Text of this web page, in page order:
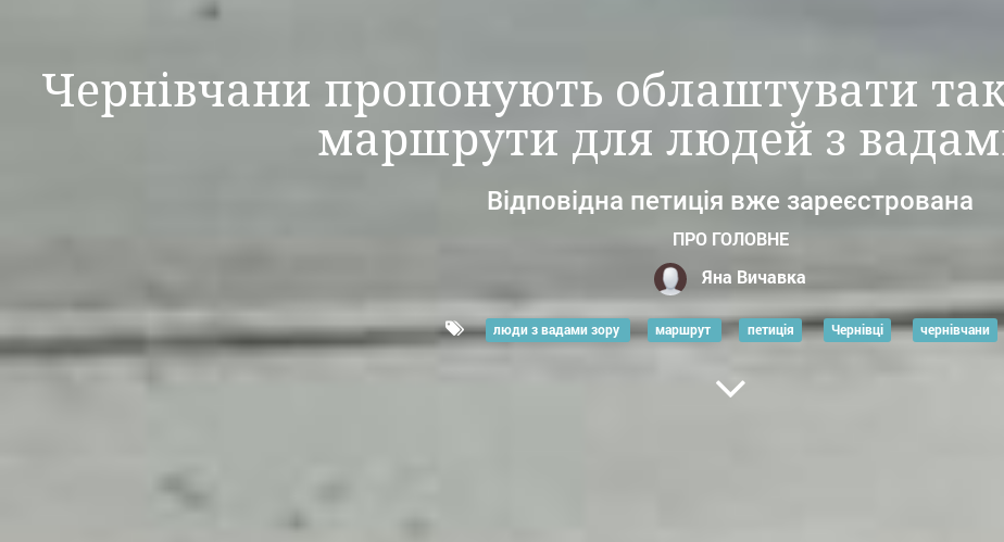
Чернівчани пропонують облаштувати
маршрути для людей з
Відповідна петиція вже зареєстрована
ПРО ГОЛОВНЕ
Яна Вичавка
люди з вадами зору маршрут петиція Чернівці чернівчани